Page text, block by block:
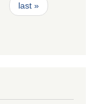
last »